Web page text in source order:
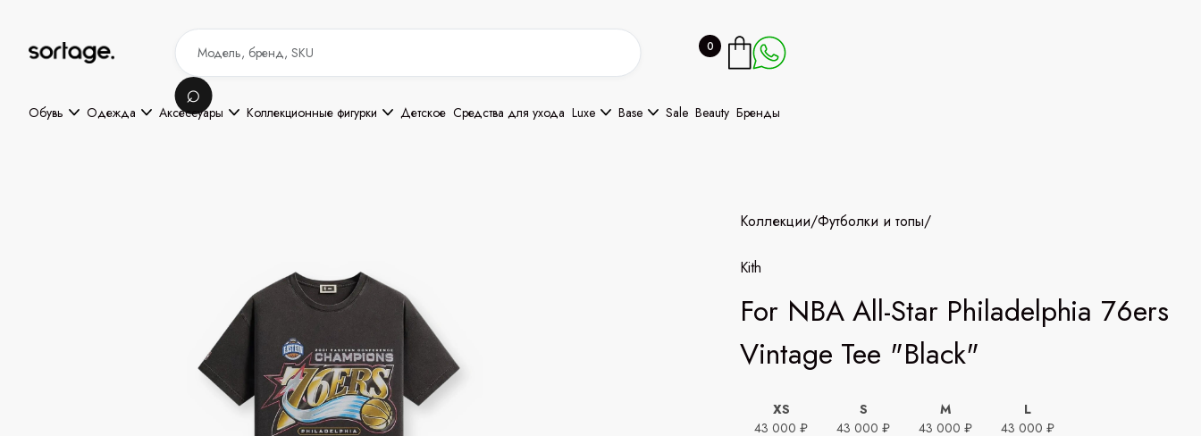
0
Обувь Одежда Аксессуары Коллекционные фигурки Детское Средства для ухода Luxe Base Sale Beauty Бренды
Коллекции/Футболки и топы/
Kith
For NBA All-Star Philadelphia 76ers
Vintage Tee "Black"
XS
43 000 ₽
S
43 000 ₽
M
43 000 ₽
L
43 000 ₽